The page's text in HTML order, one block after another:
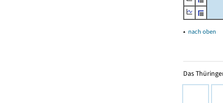
▴ nach oben
Das